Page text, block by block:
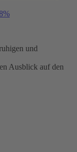
und
Ausblick auf den